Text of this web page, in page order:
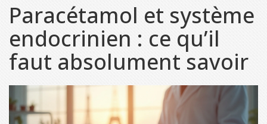
Paracétamol et système
endocrinien : ce qu’il
faut absolument savoir